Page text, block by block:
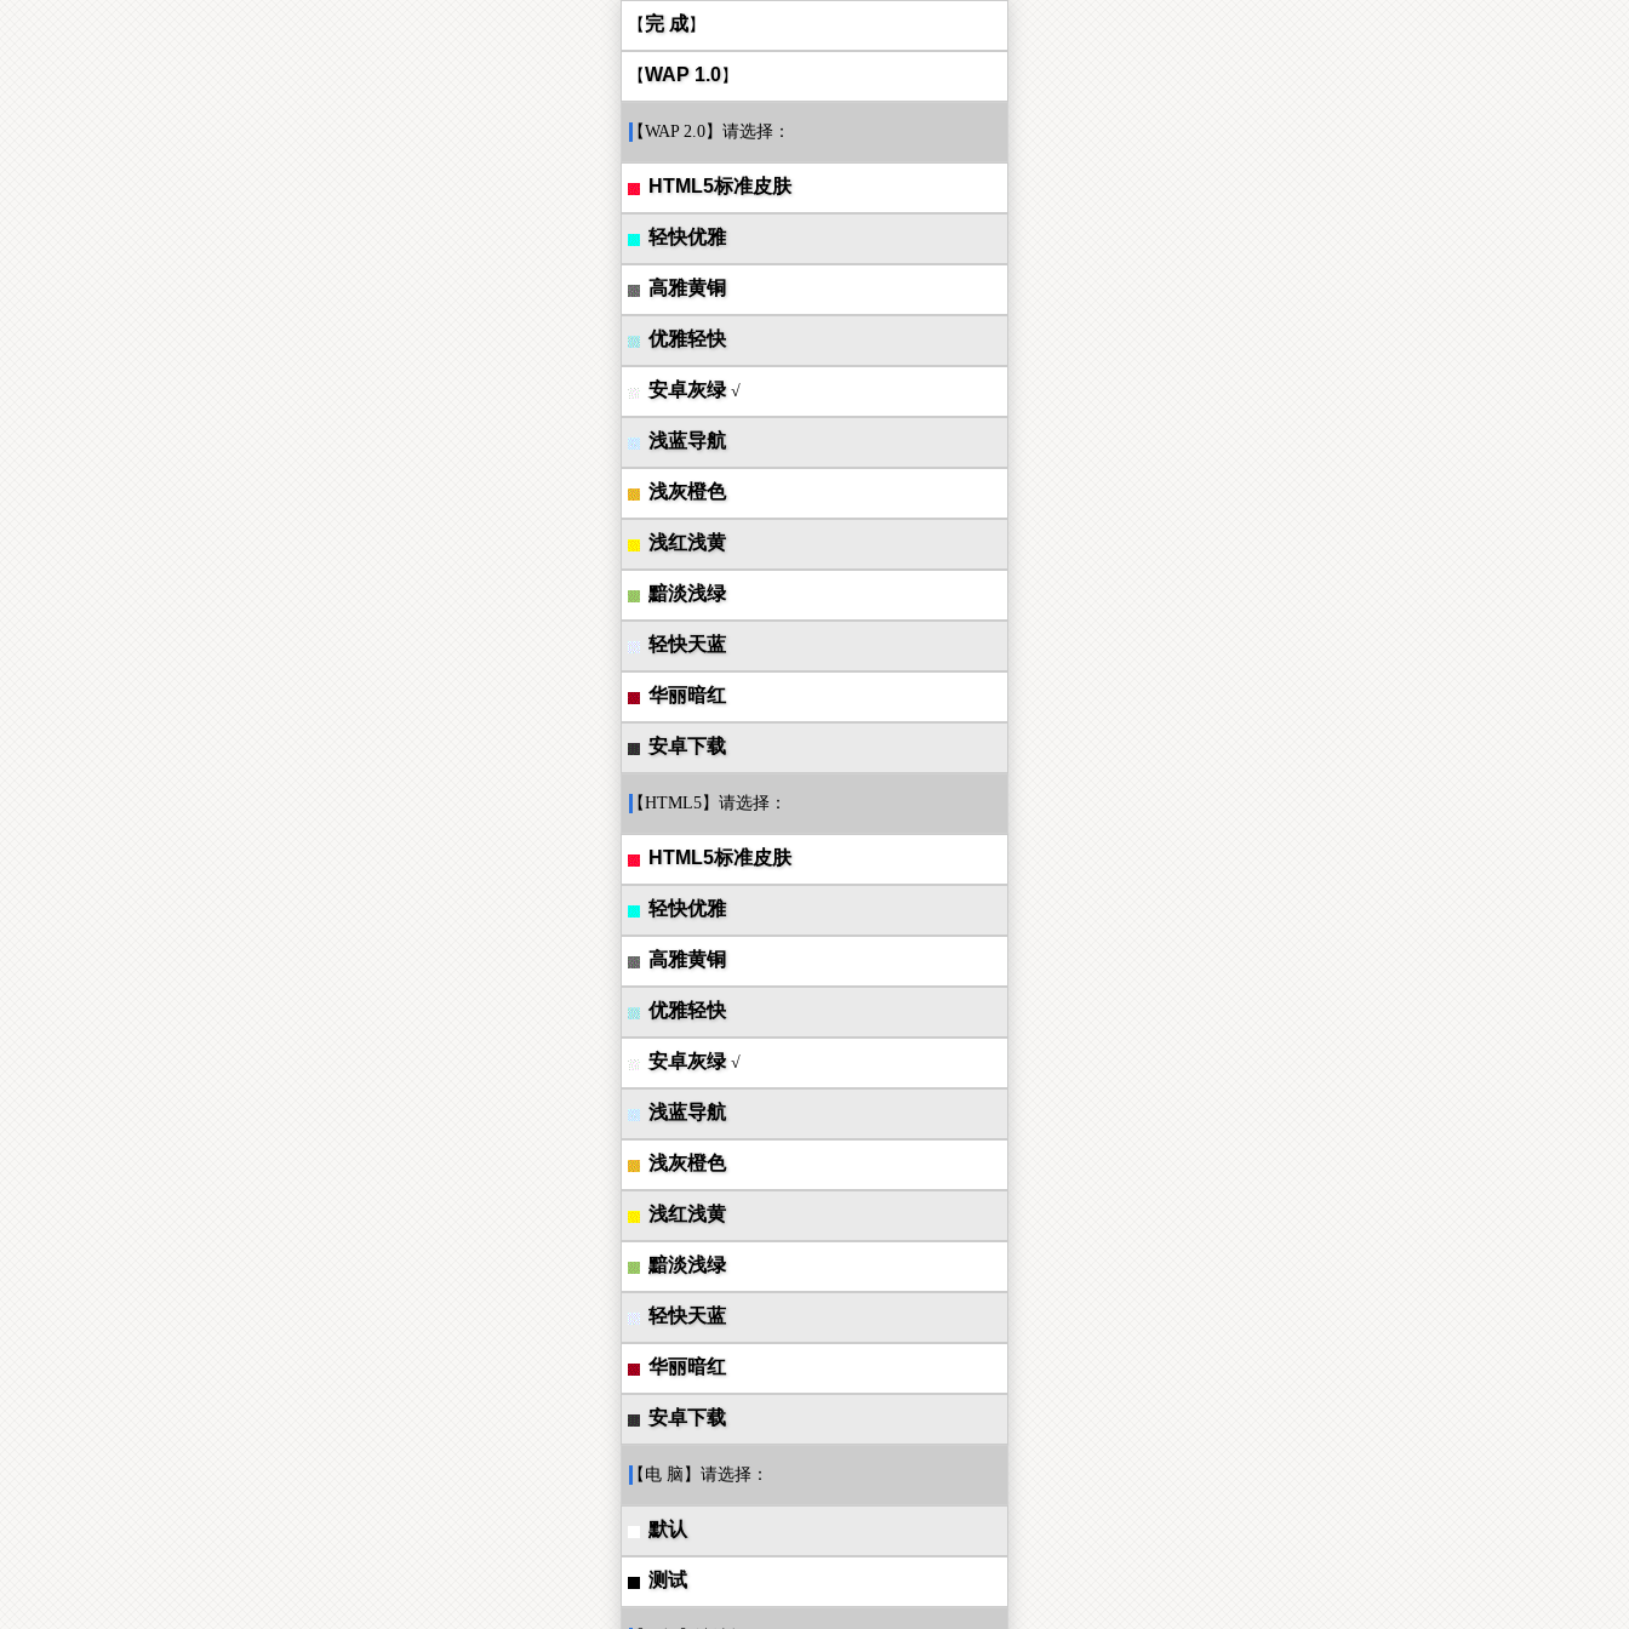
【 完 成】
【WAP 1.0】
【WAP 2.0】请选择：
HTML5标准皮肤
轻快优雅
高雅黄铜
优雅轻快
安卓灰绿 √
浅蓝导航
浅灰橙色
浅红浅黄
黯淡浅绿
轻快天蓝
华丽暗红
安卓下载
【HTML5】请选择：
HTML5标准皮肤
轻快优雅
高雅黄铜
优雅轻快
安卓灰绿 √
浅蓝导航
浅灰橙色
浅红浅黄
黯淡浅绿
轻快天蓝
华丽暗红
安卓下载
【电 脑】请选择：
默认
测试